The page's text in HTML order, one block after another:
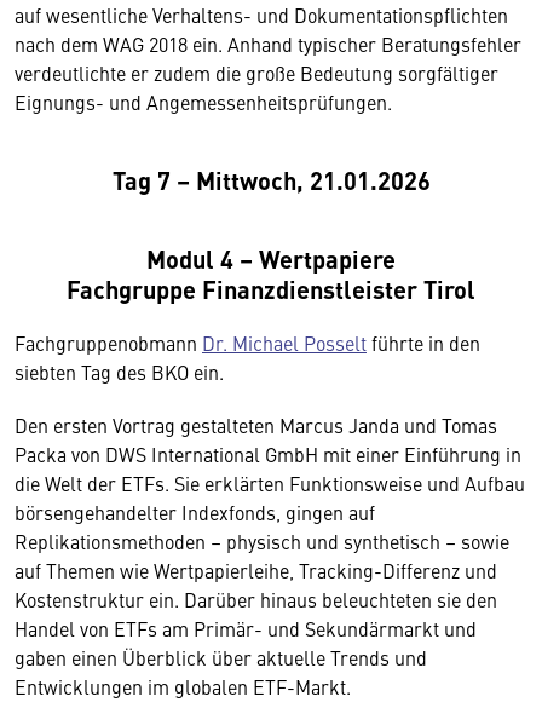
auf wesentliche Verhaltens- und Dokumentationspflichten
nach dem WAG 2018 ein. Anhand typischer Beratungsfehler
verdeutlichte er zudem die große Bedeutung sorgfältiger
Eignungs- und Angemessenheitsprüfungen.
Tag 7 – Mittwoch, 21.01.2026
Modul 4 – Wertpapiere
Fachgruppe Finanzdienstleister Tirol
Fachgruppenobmann Dr. Michael Posseltführte in den
siebten Tag des BKO ein.
Den ersten Vortrag gestalteten Marcus Janda und Tomas
Packa von DWS International GmbH mit einer Einführung in
die Welt der ETFs. Sie erklärten Funktionsweise und Aufbau
börsengehandelter Indexfonds, gingen auf
Replikationsmethoden – physisch und synthetisch – sowie
auf Themen wie Wertpapierleihe, Tracking-Differenz und
Kostenstruktur ein. Darüber hinaus beleuchteten sie den
Handel von ETFs am Primär- und Sekundärmarkt und
gaben einen Überblick über aktuelle Trends und
Entwicklungen im globalen ETF-Markt.